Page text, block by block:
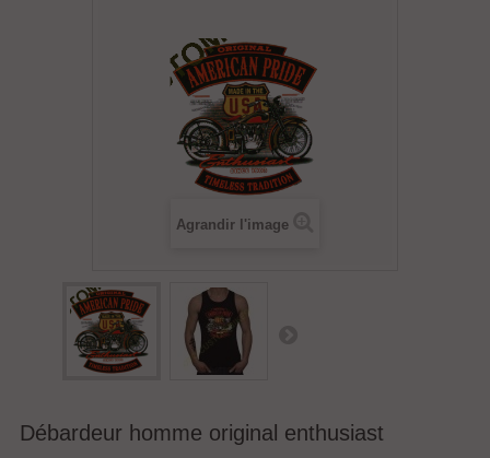
Agrandir l'image
Débardeur homme original enthusiast